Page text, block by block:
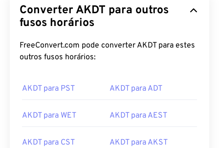
Converter AKDT para outros
fusos horários
FreeConvert.com pode converter AKDT para estes
outros fusos horários:
AKDT para PST AKDT para ADT
AKDT para WET AKDT para AEST
AKDT para CST AKDT para AKST